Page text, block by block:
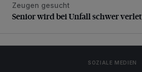
Senior wird bei Unfall schwer verletzt
Zeugen gesucht
Senior wird bei Unfall schwer
SOZIALE MEDIEN